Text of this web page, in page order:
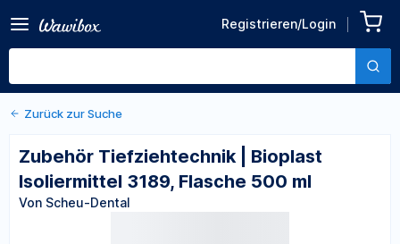
Registrieren/Login
Bioplast Isoliermittel 3189,
Flasche 500 ml
Von Scheu-Dental
Zurück zu den Produktdetails
Zurück zur Suche
Zubehör Tiefziehtechnik | Bioplast
Isoliermittel 3189, Flasche 500 ml
Von Scheu-Dental